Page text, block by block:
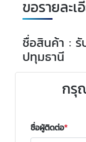
ขอรายละ
ชื่อสินค้า : รั
ปทุมธานี
กรุ
ชื่อผู้ติดต่อ